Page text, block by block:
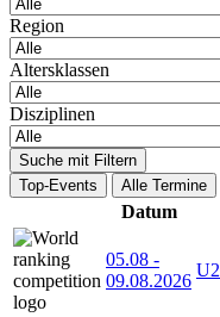
Region
Altersklassen
Disziplinen
Suche mit Filtern
Top-Events
Alle Termine
Datum
05.08 -
09.08.2026